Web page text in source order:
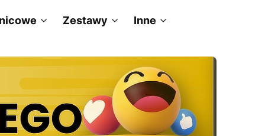
Zestawy Inne